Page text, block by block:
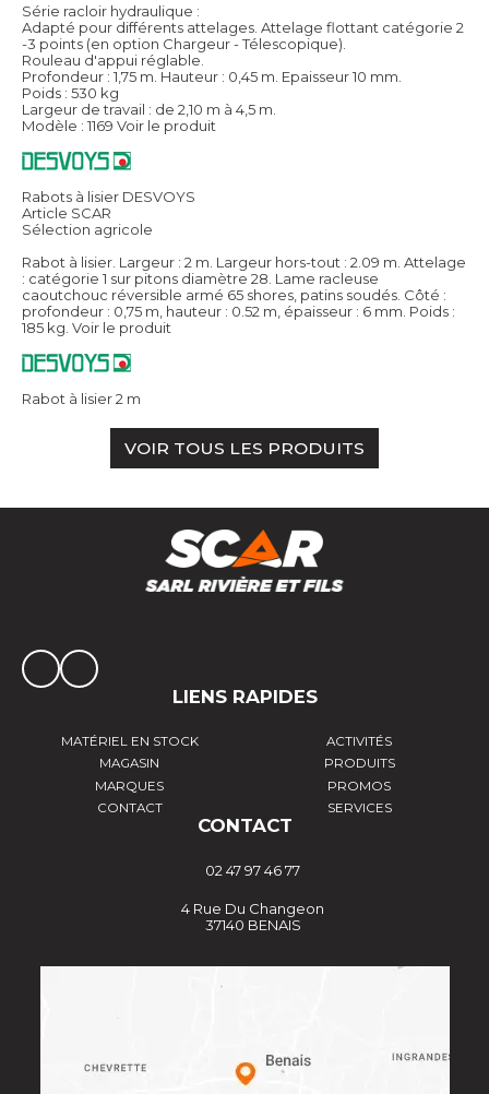
Série racloir hydraulique :
Adapté pour différents attelages. Attelage flottant catégorie 2
-3 points (en option Chargeur - Télescopique).
Rouleau d'appui réglable.
Profondeur : 1,75 m. Hauteur : 0,45 m. Epaisseur 10 mm.
Poids : 530 kg
Largeur de travail : de 2,10 m à 4,5 m.
Modèle : 1169 Voir le produit
Rabots à lisier DESVOYS
Article SCAR
Sélection agricole
Rabot à lisier. Largeur : 2 m. Largeur hors-tout : 2.09 m. Attelage
: catégorie 1 sur pitons diamètre 28. Lame racleuse
caoutchouc réversible armé 65 shores, patins soudés. Côté :
profondeur : 0,75 m, hauteur : 0.52 m, épaisseur : 6 mm. Poids :
185 kg. Voir le produit
Rabot à lisier 2 m
VOIR TOUS LES PRODUITS
LIENS RAPIDES
MATÉRIEL EN STOCK
ACTIVITÉS
MAGASIN
PRODUITS
MARQUES
PROMOS
CONTACT
SERVICES
CONTACT
02 47 97 46 77
4 Rue Du Changeon
37140 BENAIS